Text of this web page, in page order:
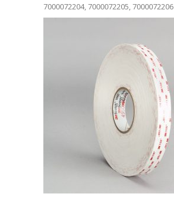
7000072204, 7000072205, 7000072206
Dieses Produkt weist mehrere Varianten auf. Die Optionen können auf der Produktseite gewählt werden